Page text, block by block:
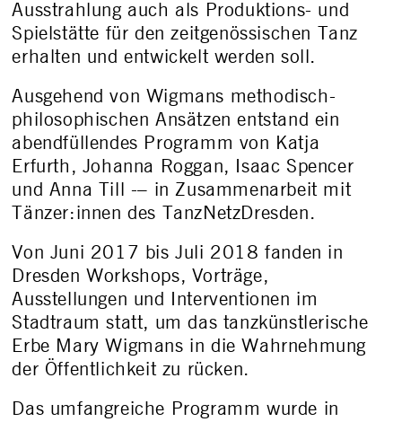
Ausstrahlung auch als Produktions- und
Spielstätte für den zeitgenössischen Tanz
erhalten und entwickelt werden soll.
Ausgehend von Wigmans methodisch-
philosophischen Ansätzen entstand ein
abendfüllendes Programm von Katja
Erfurth, Johanna Roggan, Isaac Spencer
und Anna Till -– in Zusammenarbeit mit
Tänzer:innen des TanzNetzDresden.
Von Juni 2017 bis Juli 2018 fanden in
Dresden Workshops, Vorträge,
Ausstellungen und Interventionen im
Stadtraum statt, um das tanzkünstlerische
Erbe Mary Wigmans in die Wahrnehmung
der Öffentlichkeit zu rücken.
Das umfangreiche Programm wurde in